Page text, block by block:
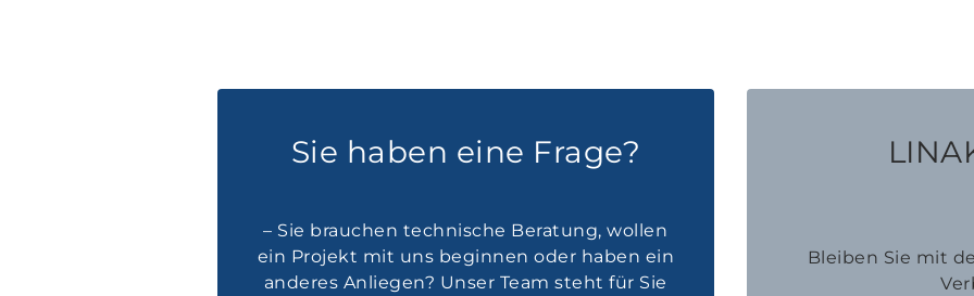
Sie haben eine Frage?
– Sie brauchen technische Beratung, wollen
ein Projekt mit uns beginnen oder haben ein
anderes Anliegen? Unser Team steht für Sie
Bleiben Sie mit